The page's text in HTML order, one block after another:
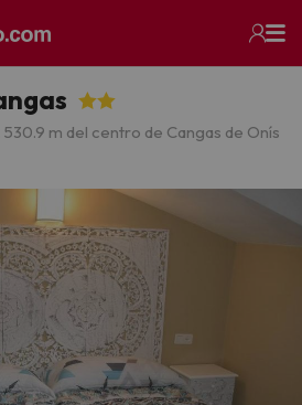
530.9 m del centro de Cangas de Onís